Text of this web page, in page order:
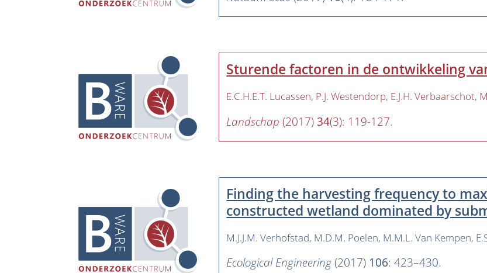
Sturende factoren in de ontwikkeling
E.C.H.E.T. Lucassen P.J. Westendorp E.J.H. Verbaarschot
Landschap (2017)34(3): 119-127.
Finding the harvesting frequency to
constructed wetland dominated by
M.J.J.M. Verhofstad M.D.M. Poelen M.M.L. Van Kempen
Ecological Engineering(2017) 106: 423–430.